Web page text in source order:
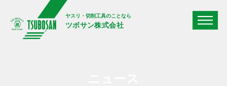
ヤスリ・切削工具のことなら
ツボサン株式会社